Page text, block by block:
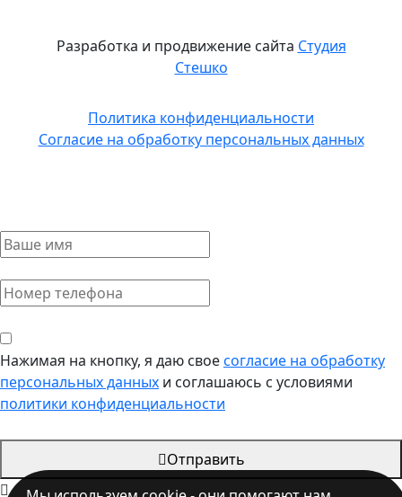
Разработка и продвижение сайта Студия
Стешко
Политика конфиденциальности
Согласие на обработку персональных данных
Нажимая на кнопку, я даю своесогласие на обработку
персональных данных и соглашаюсь с условиями
политики конфиденциальности
Отправить